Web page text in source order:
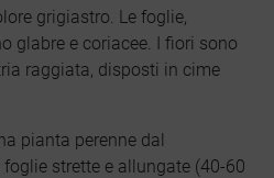
grigiastro. Le foglie,
glabre e coriacee. I fiori sono
raggiata, disposti in cime
pianta perenne dal
strette e allungate (40-60